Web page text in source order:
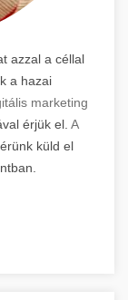
azzal a céllal
a hazai
marketing
érjük el. A
küld el